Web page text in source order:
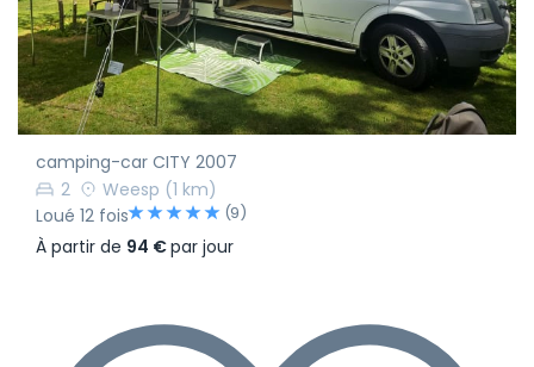
camping-car CITY 2007
2
Weesp (1 km)
Loué 12 fois
(9)
À partir de 94 €par jour